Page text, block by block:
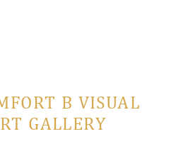
В VISUAL
GALLERY